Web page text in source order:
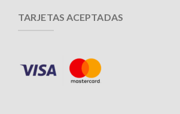
TARJETAS ACEPTADAS